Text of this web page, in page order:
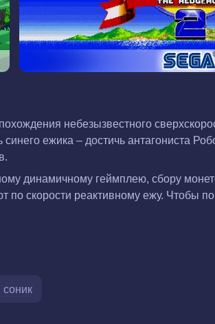
небезызвестного
ежика – достичь антагониста
динамичному геймплею, сбору
по скорости реактивному ежу. Чтобы
соник